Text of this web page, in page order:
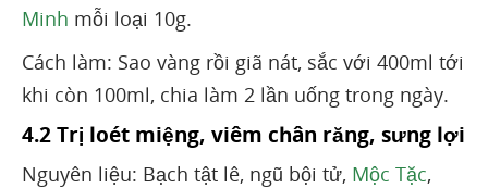
Minh mỗi loại 10g.
Cách làm: Sao vàng rồi giã nát, sắc với 400ml tới
khi còn 100ml, chia làm 2 lần uống trong ngày.
4.2 Trị loét miệng, viêm chân răng, sưng lợi
Nguyên liệu: Bạch tật lê, ngũ bội tử, Mộc Tặc,